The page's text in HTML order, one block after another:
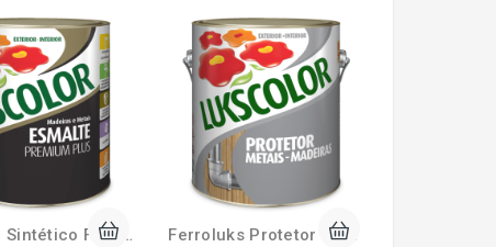
Esmalte Sintético Fosco 900ml Lukscolor Ferroluks Protetor de Metais 3,6 Litros